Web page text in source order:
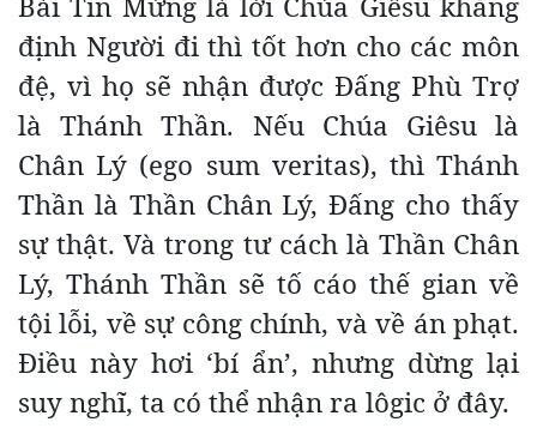
định Người đi thì tốt hơn cho các môn
đệ, vì họ sẽ nhận được Đấng Phù Trợ
là Thánh Thần. Nếu Chúa Giêsu là
Chân Lý (ego sum veritas), thì Thánh
Thần là Thần Chân Lý, Đấng cho thấy
sự thật. Và trong tư cách là Thần Chân
Lý, Thánh Thần sẽ tố cáo thế gian về
tộilỗi, về sự công chính, và về án phạt.
Điều này hơi ‘bí ẩn’, nhưng dừng lại
suy nghĩ, ta có thể nhận ra lôgic ở đây.